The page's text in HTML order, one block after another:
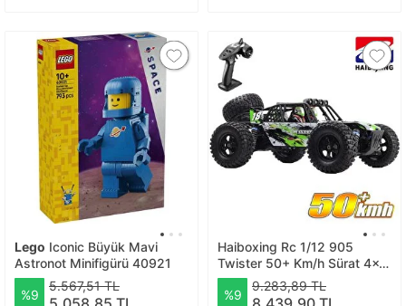
Lego Iconic Büyük Mavi
Astronot Minifigürü 40921
%9
5.567,51 TL
Haiboxing Rc 1/12 905
Twister 50+ Km/h Sürat 4x4
Uzaktan Kumandalı Rc
Model Araba Rtr Elektrikli
%9
9.283,89 TL